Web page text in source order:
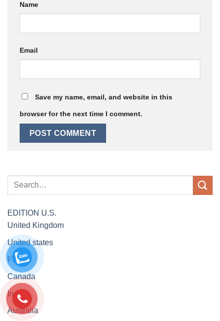
Name
Email
Save my name, email, and website in this
browser for the next time I comment.
EDITION U.S.
United Kingdom
United states
France
Canada
India
Australia